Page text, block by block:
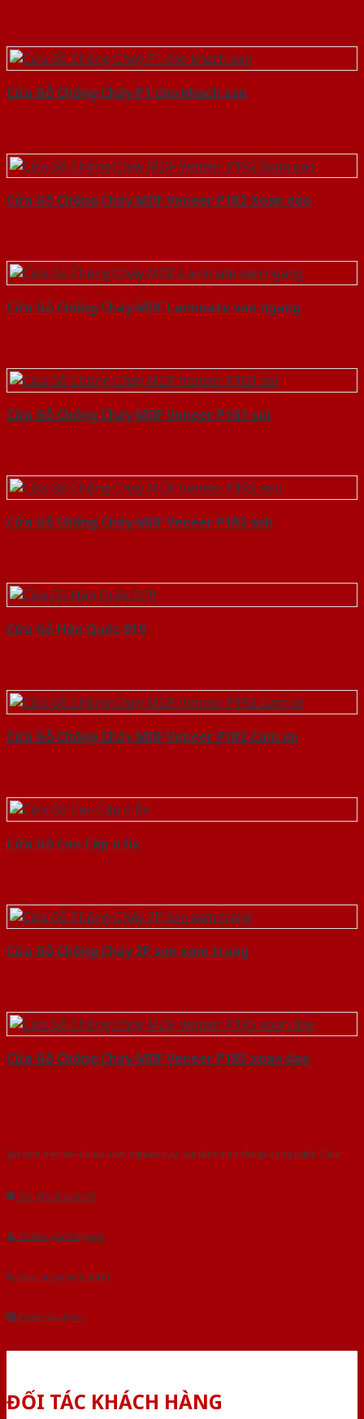
Cửa Gỗ Chống Cháy P1 cho khach san
Cửa Gỗ Chống Cháy MDF Veneer P1R2 Xoan dao
Cửa Gỗ Chống Cháy MDF Laminate van ngang
Cửa Gỗ Chống Cháy MDF Veneer P1G1 soi
Cửa Gỗ Chống Cháy MDF Veneer P1R2 ash
Cửa Gỗ Hàn Quốc 019
Cửa Gỗ Chống Cháy MDF Veneer P1R2 Cam xe
Cửa Gỗ Cao Cấp o fix
Cửa Gỗ Chống Cháy 2P son xam trang
Cửa Gỗ Chống Cháy MDF Veneer P1R5 xoan dao
Với kinh nghiệm nhiêu năm nghiên cứu cửa theo tiêu chuẩn công nghệ Châu
Gửi yêu cầu tư vấn
Tải báo giá tổng hợp
Yêu cầu gọi lại (3 phút)
Dành cho đại lý
ĐỐI TÁC KHÁCH HÀNG